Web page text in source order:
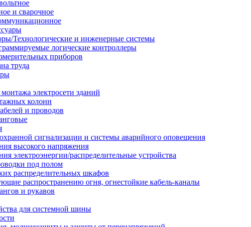
и сварочное
Технологические и инженерные системы
логические контроллеры
приборов
труда
электросети зданий
колонн
и проводов
сигнализации и системы аварийного оповещения
высокого напряжения
электроэнергии/распределительные устройства
под полом
распределительных шкафов
распространению огня, огнестойкие кабель-каналы
и рукавов
для системной шины